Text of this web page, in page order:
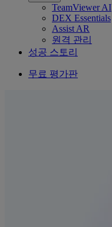
TeamViewer AI
DEX Essentials
Assist AR
원격 관리
성공 스토리
무료 평가판